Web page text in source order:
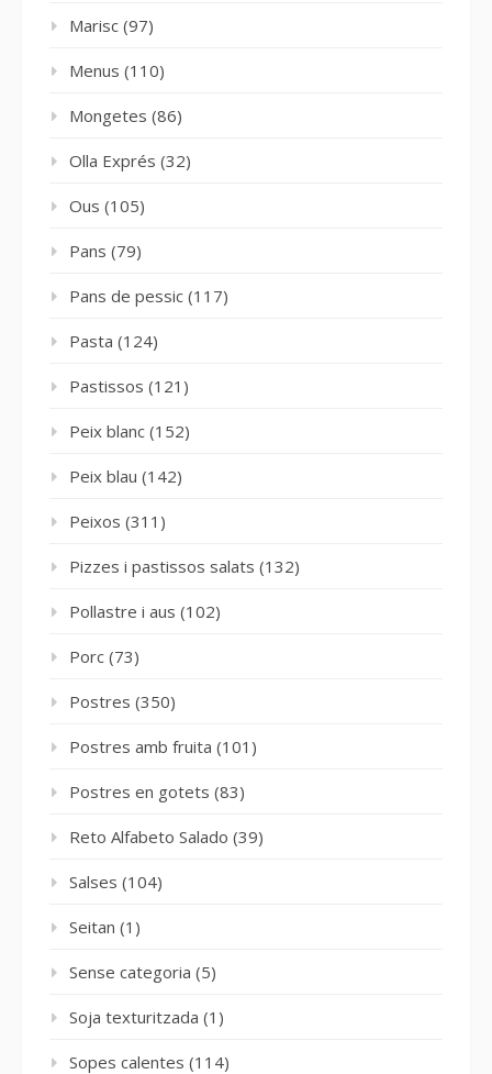
Marisc (97)
Menus (110)
Mongetes (86)
Olla Exprés (32)
Ous (105)
Pans (79)
Pans de pessic (117)
Pasta (124)
Pastissos (121)
Peix blanc (152)
Peix blau (142)
Peixos (311)
Pizzes i pastissos salats (132)
Pollastre i aus (102)
Porc (73)
Postres (350)
Postres amb fruita (101)
Postres en gotets (83)
Reto Alfabeto Salado (39)
Salses (104)
Seitan (1)
Sense categoria (5)
Soja texturitzada (1)
Sopes calentes (114)